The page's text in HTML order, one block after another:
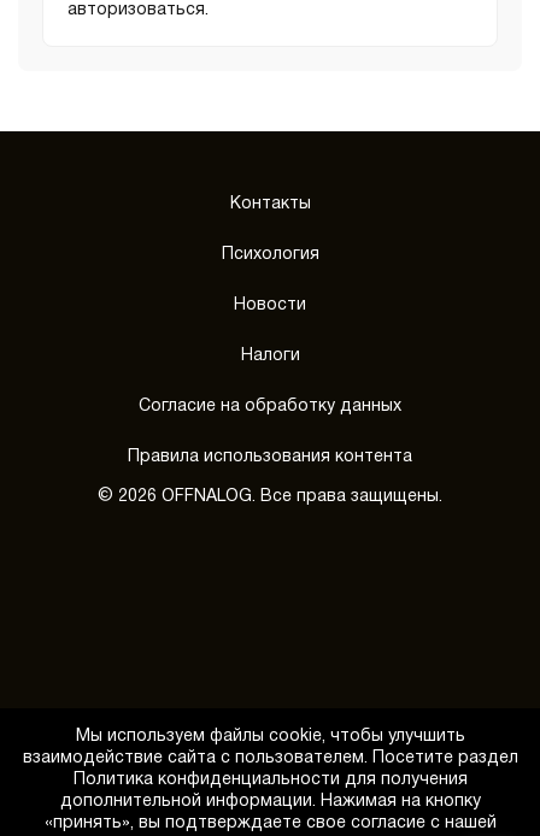
авторизоваться
Контакты
Психология
Новости
Налоги
Согласие на обработку данных
Правила использования контента
© 2026 OFFNALOG. Все права защищены.
Мы используем файлы cookie, чтобы улучшить
взаимодействие сайта с пользователем. Посетите раздел
Политика конфиденциальности для получения
дополнительной информации. Нажимая на кнопку
«принять», вы подтверждаете свое согласие с нашей